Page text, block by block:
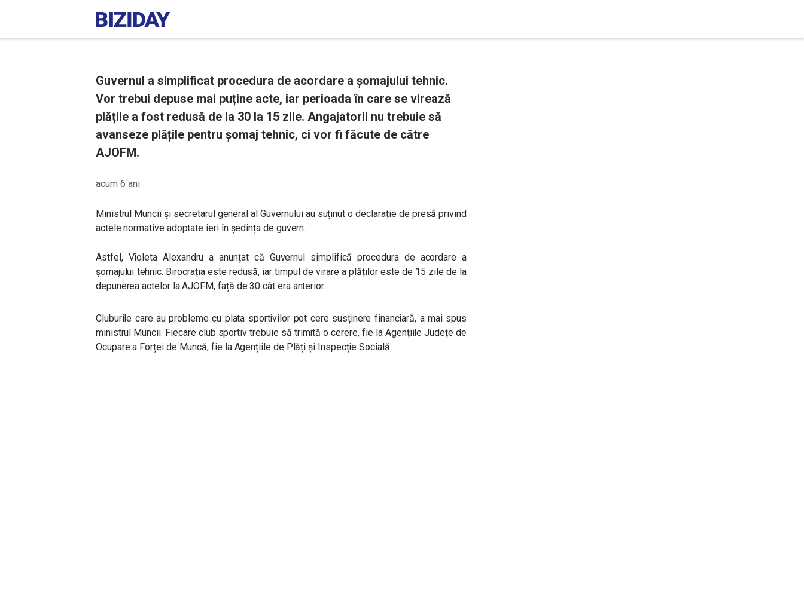
Guvernul a simplificat procedura de acordare a șomajului tehnic.
Vor trebui depuse mai puține acte, iar perioada în care se virează
plățile a fost redusă de la 30 la 15 zile. Angajatorii nu trebuie să
avanseze plățile pentru șomaj tehnic, ci vor fi făcute de către
AJOFM.
acum 6 ani
Ministrul Muncii și secretarul general al Guvernului au suținut o declarație de presă privind
actele normative adoptate ieri în ședința de guvern.
Astfel, Violeta Alexandru a anunțat că Guvernul simplifică procedura de acordare a
şomajului tehnic. Birocrația este redusă, iar timpul de virare a plăților este de 15 zile de la
depunerea actelor la AJOFM, față de 30 cât era anterior.
Cluburile care au probleme cu plata sportivilor pot cere susținere financiară, a mai spus
ministrul Muncii. Fiecare club sportiv trebuie să trimită o cerere, fie la Agențiile Județe de
Ocupare a Forței de Muncă, fie la Agențiile de Plăți și Inspecție Socială.